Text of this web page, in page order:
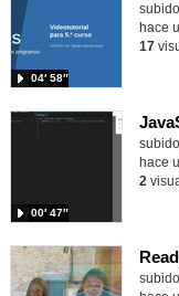
04′ 58″
hace
17
00′ 47″
hace
2